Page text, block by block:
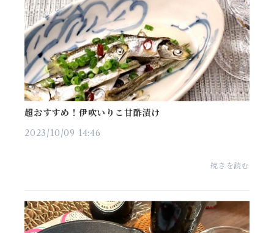
超おすすめ！伊吹いりこ甘酢漬け
2023/10/09 14:46
続きを読む